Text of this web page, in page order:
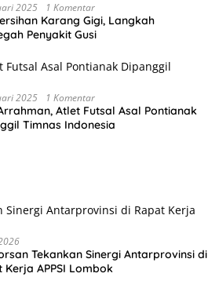
2025 1 Komentar
Karang Gigi, Langkah
Penyakit Gusi
2025 1 Komentar
Atlet Futsal Asal Pontianak
Timnas Indonesia
Tekankan Sinergi Antarprovinsi di
Kerja APPSI Lombok